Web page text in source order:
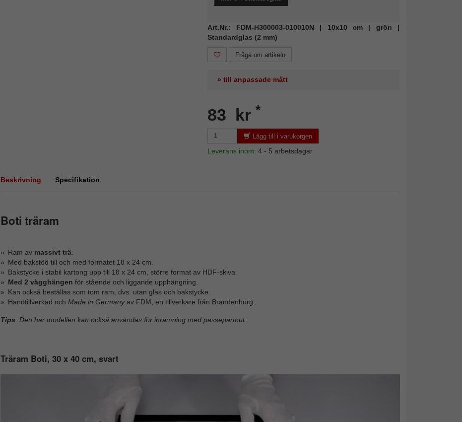
Art.Nr.: FDM-H300003-010010N | 10x10 cm | grön |
Standardglas (2 mm)
Fråga om artikeln
» till anpassade mått
83 kr *
Lägg till i varukorgen
Leverans inom: 4 - 5 arbetsdagar
Beskrivning Specifikation
Boti träram
Ram av massivt trä
Med bakstöd till och med formatet 18 x 24 cm.
Bakstycke i stabil kartong upp till 18 x 24 cm, större format av HDF-skiva.
Med 2 vägghängen för stående och liggande upphängning.
Kan också beställas som tom ram, dvs. utan glas och bakstycke.
Handtillverkad och Made in Germanyav FDM, en tillverkare från Brandenburg.
Tips: Den här modellen kan också användas för inramning med passepartout.
Träram Boti, 30 x 40 cm, svart